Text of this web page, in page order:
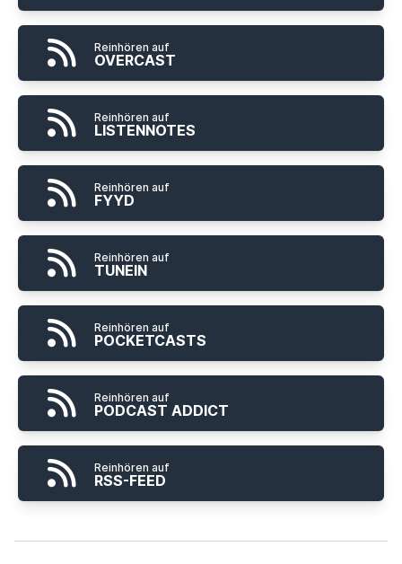
Reinhören auf
OVERCAST
Reinhören auf
LISTENNOTES
Reinhören auf
FYYD
Reinhören auf
TUNEIN
Reinhören auf
POCKETCASTS
Reinhören auf
PODCAST ADDICT
Reinhören auf
RSS-FEED